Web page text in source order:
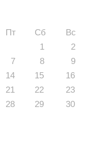
Пт Сб
Вс
1
2
7 8
9
14 15
16
21 22
23
28 29
30